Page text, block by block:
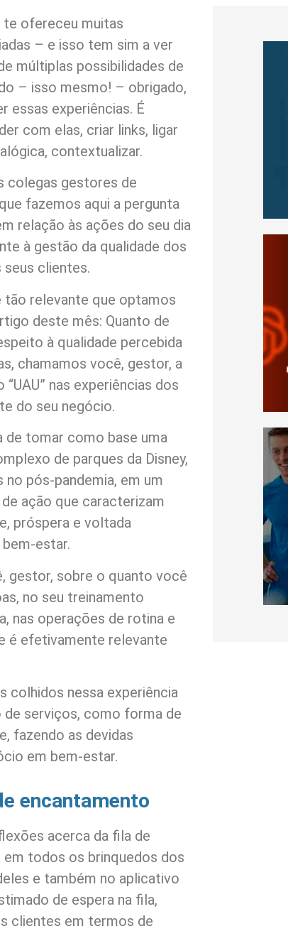
te ofereceu muitas
– e isso tem sim a ver
múltiplas possibilidades de
– isso mesmo! – obrigado,
essas experiências. É
com elas, criar links, ligar
contextualizar.
colegas gestores de
fazemos aqui a pergunta
relação às ações do seu dia
à gestão da qualidade dos
seus clientes.
tão relevante que optamos
deste mês: Quanto de
à qualidade percebida
chamamos você, gestor, a
nas experiências dos
do seu negócio.
de tomar como base uma
de parques da Disney,
pós-pandemia, em um
ação que caracterizam
próspera e voltada
estar.
gestor, sobre o quanto você
no seu treinamento
nas operações de rotina e
é efetivamente relevante
colhidos nessa experiência
serviços, como forma de
fazendo as devidas
em bem-estar.
encantamento
acerca da fila de
em todos os brinquedos dos
e também no aplicativo
de espera na fila,
clientes em termos de